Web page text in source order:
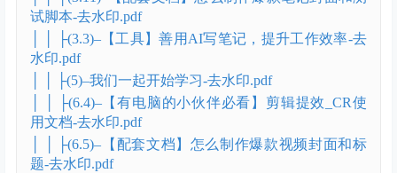
试脚本-去水印.pdf
│ │ ├(3.3)–【工具】善用AI写笔记，提升工作效率-去
水印.pdf
│ │ ├(5)–我们一起开始学习-去水印.pdf
│ │ ├(6.4)–【有电脑的小伙伴必看】剪辑提效_CR使
用文档-去水印.pdf
│ │ ├(6.5)–【配套文档】怎么制作爆款视频封面和标
题-去水印.pdf